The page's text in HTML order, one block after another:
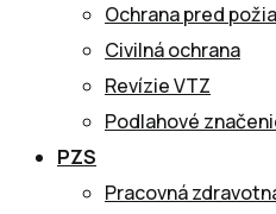
Ochrana pred
Civilná ochrana
Revízie VTZ
Podlahové
PZS
Pracovná